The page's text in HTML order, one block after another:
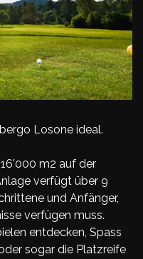
Losone ideal.
m2 auf der
verfügt über 9
und Anfänger,
verfügen muss.
entdecken, Spass
sogar die Platzreife